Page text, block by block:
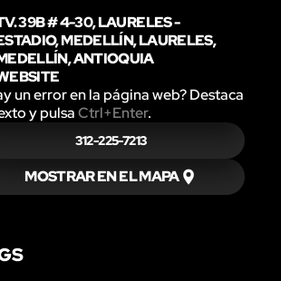
39B # 4-30, LAURELES -
MEDELLÍN, LAURELES,
ANTIOQUIA
un error en la página web? Destaca
y pulsaCtrl+Enter.
312-225-7213
MOSTRAR EN EL MAPA